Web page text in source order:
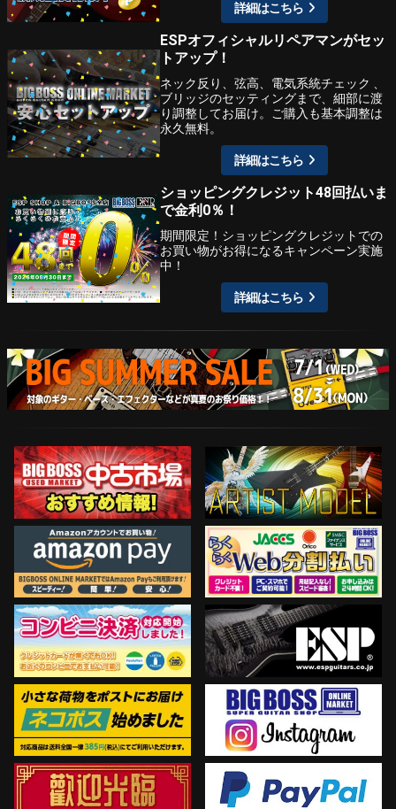
詳細はこちら
ESPオフィシャルリペアマンがセッ
トアップ！
ネック反り、弦高、電気系統チェック 、
ブリッジのセッティングまで、細部に渡
り調整してお届け。ご購入も基本調整は
永久無料。
詳細はこちら
ショッピングクレジット48回払いま
で金利0％！
期間限定！ショッピングクレジットでの
お買い物がお得になるキャンペーン実施
中！
詳細はこちら